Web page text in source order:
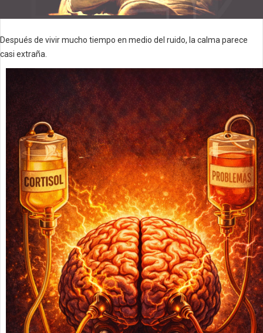
Después de vivir mucho tiempo en medio del ruido, la calma parece
casi extraña.